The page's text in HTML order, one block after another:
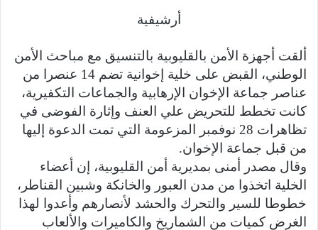
أرشيفية
ألقت أجهزة الأمن بالقليوبية بالتنسيق مع مباحث الأمن
الوطني، القبض على خلية إخوانية تضم 14 عنصرا من
عناصر جماعة الإخوان الإرهابية والجماعات التكفيرية،
كانت تخطط للتحريض علي العنف وإثارة الفوضى في
تظاهرات 28 نوفمبر المزعومة التي تمت الدعوة إليها
من قبل جماعة الإخوان.
وقال مصدر أمنى بمديرية أمن القليوبية، إن أعضاء
الخلية اتخذوا من مدن العبور والخانكة وشبين القناطر،
خطوطا للسير والتحرك والحشد لأنصارهم وأعدوا لهذا
الغرض كميات من الشماريخ والكاميرات والألعاب